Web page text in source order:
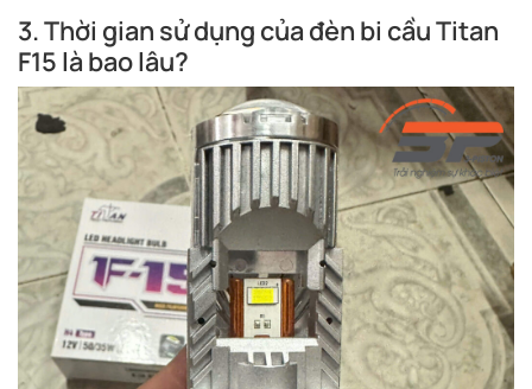
3. Thời gian sử dụng của đèn bi cầu Titan
F15 là bao lâu?